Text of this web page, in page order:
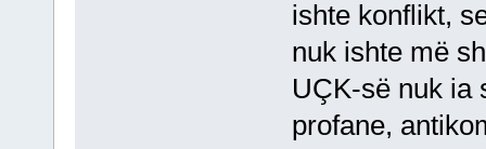
ishte konflikt,
nuk ishte më
UÇK-së nuk ia
profane,